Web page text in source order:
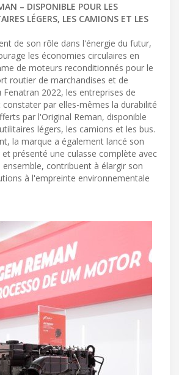
– DISPONIBLE POUR LES
LÉGERS, LES CAMIONS ET LES
de son rôle dans l'énergie du futur,
les économies circulaires en
de moteurs reconditionnés pour le
routier de marchandises et de
Fenatran 2022, les entreprises de
par elles-mêmes la durabilité
par l'Original Reman, disponible
légers, les camions et les bus.
la marque a également lancé son
présenté une culasse complète avec
ensemble, contribuent à élargir son
à l'empreinte environnementale